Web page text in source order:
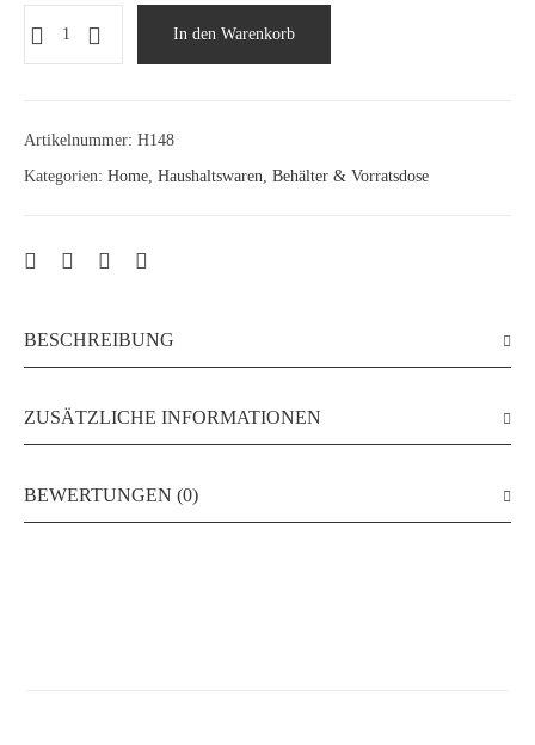
Flasche
H148
Menge
In den Warenkorb
Artikelnummer: H148
Kategorien: Home, Haushaltswaren, Behälter & Vorratsdose
BESCHREIBUNG
ZUSÄTZLICHE INFORMATIONEN
BEWERTUNGEN (0)